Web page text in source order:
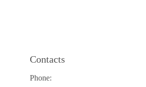
Phone:
Contacts